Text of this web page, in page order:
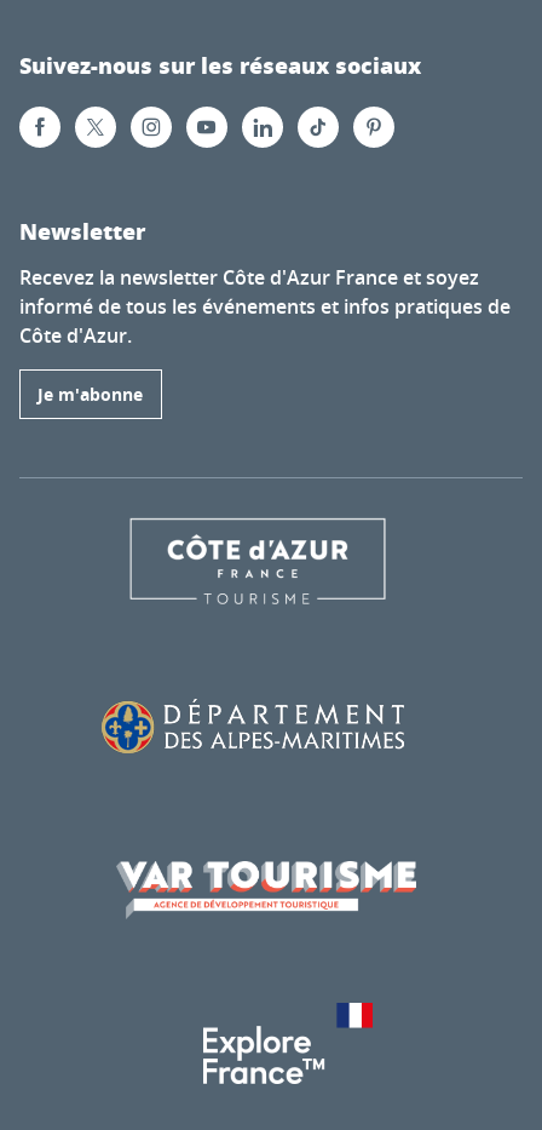
Suivez-nous sur les réseaux sociaux
Newsletter
Recevez la newsletter Côte d'Azur France et soyez
informé de tous les événements et infos pratiques de
Côte d'Azur.
Je m'abonne